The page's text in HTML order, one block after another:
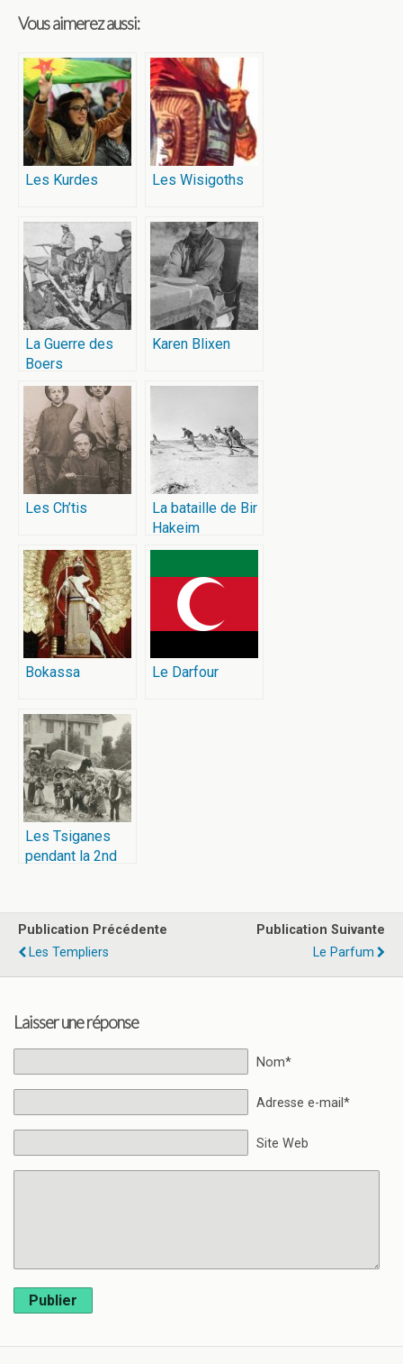
Vous aimerez aussi:
Les Kurdes Les Wisigoths
La Guerre des
Boers
Karen Blixen
Les Ch’tis
La bataille de Bir
Hakeim
Bokassa Le Darfour
Les Tsiganes
pendant la 2nd
Publication Précédente
Les Templiers
Publication Suivante
Le Parfum
Laisser une réponse
Nom*
Adresse e-mail*
Site Web
Publier